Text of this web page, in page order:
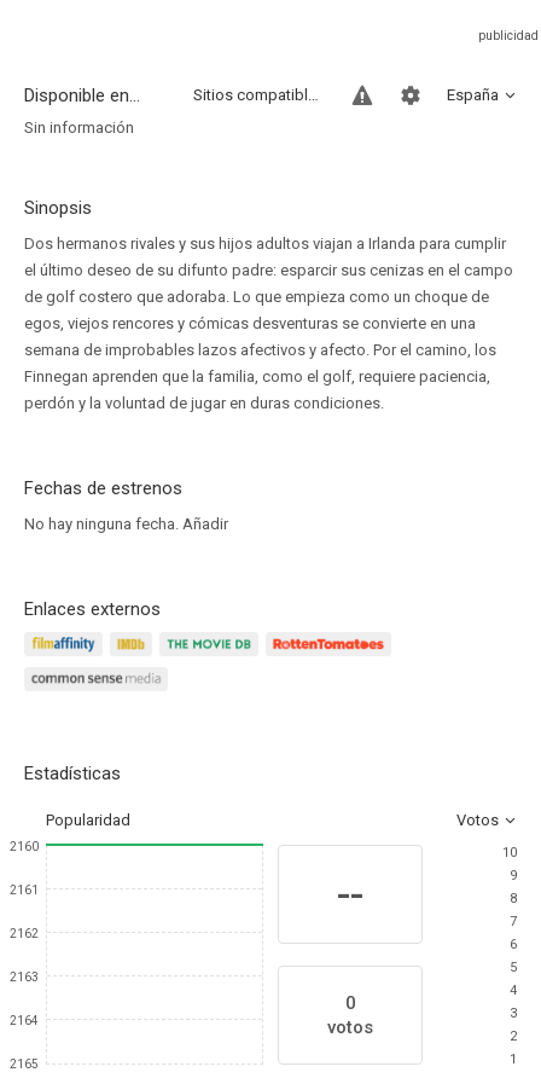
Disponible en... España
Sitios compatibles
Sin información
Sinopsis
Dos hermanos rivales y sus hijos adultos viajan a Irlanda para cumplir
el último deseo de su difunto padre: esparcir sus cenizas en el campo
de golf costero que adoraba. Lo que empieza como un choque de
egos, viejos rencores y cómicas desventuras se convierte en una
semana de improbables lazos afectivos y afecto. Por el camino, los
Finnegan aprenden que la familia, como el golf, requiere paciencia,
perdón y la voluntad de jugar en duras condiciones.
Fechas de estrenos
No hay ninguna fecha. Añadir
Enlaces externos
Estadísticas
Popularidad Votos
2160
2161
2162
2163
2164
2165
--
0
votos
10
9
8
7
6
5
4
3
2
1